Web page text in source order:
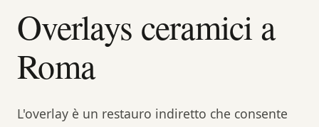
Overlays ceramici a
Roma
L'overlay è un restauro indiretto che consente